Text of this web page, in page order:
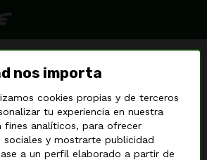
forestales
nos importa
cookies propias y de terceros
tu experiencia en nuestra
fines analíticos, para ofrecer
sociales y mostrarte publicidad
a un perfil elaborado a partir de